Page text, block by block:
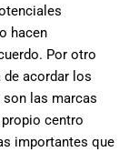
hacen
Por otro
de acordar los
las marcas
centro
importantes que